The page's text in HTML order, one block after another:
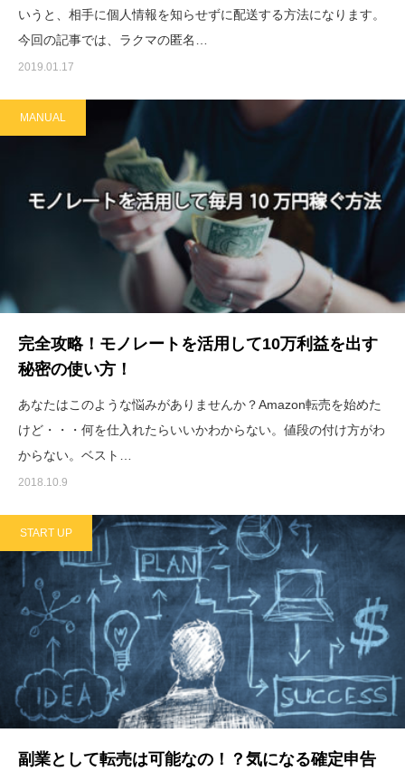
いうと、相手に個人情報を知らせずに配送する方法になります。
今回の記事では、ラクマの匿名…
2019.01.17
MANUAL
完全攻略！モノレートを活用して10万利益を出す
秘密の使い方！
あなたはこのような悩みがありませんか？Amazon転売を始めた
けど・・・何を仕入れたらいいかわからない。値段の付け方がわ
からない。ベスト…
2018.10.9
START UP
副業として転売は可能なの！？気になる確定申告